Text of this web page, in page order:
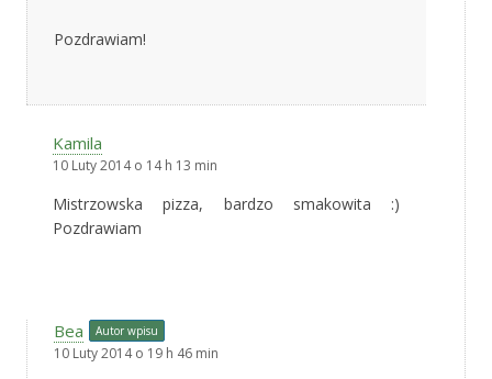
Pozdrawiam!
Kamila
10 Luty 2014 o 14 h 13 min
Mistrzowska pizza, bardzo smakowita :)
Pozdrawiam
Bea Autor wpisu
10 Luty 2014 o 19 h 46 min